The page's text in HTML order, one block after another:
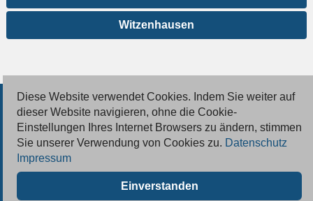
Witzenhausen
© 2026 Deutsche Jobmarkt GmbH
Inserieren
Kontakt
AGB
Diese Website verwendet Cookies. Indem Sie weiter auf
dieser Website navigieren, ohne die Cookie-
Einstellungen Ihres Internet Browsers zu ändern, stimmen
Sie unserer Verwendung von Cookies zu. Datenschutz
Impressum
Einverstanden